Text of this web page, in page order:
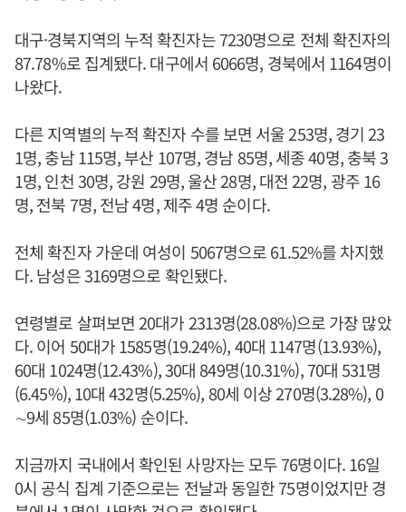
대구·경북지역의 누적 확진자는 7230명으로 전체 확진자의
87.78%로 집계됐다. 대구에서 6066명, 경북에서 1164명이
나왔다.
다른 지역별의 누적 확진자 수를 보면 서울 253명, 경기 23
1명, 충남 115명, 부산 107명, 경남 85명, 세종 40명, 충북 3
1명, 인천 30명, 강원 29명, 울산 28명, 대전 22명, 광주 16
명, 전북 7명, 전남 4명, 제주 4명 순이다.
전체 확진자 가운데 여성이 5067명으로 61.52%를 차지했
다. 남성은 3169명으로 확인됐다.
연령별로 살펴보면 20대가 2313명(28.08%)으로 가장 많았
다. 이어 50대가 1585명(19.24%), 40대 1147명(13.93%),
60대 1024명(12.43%), 30대 849명(10.31%), 70대 531명
(6.45%), 10대 432명(5.25%), 80세 이상 270명(3.28%), 0
∼9세 85명(1.03%) 순이다.
지금까지 국내에서 확인된 사망자는 모두 76명이다. 16일
0시 공식 집계 기준으로는 전날과 동일한 75명이었지만 경